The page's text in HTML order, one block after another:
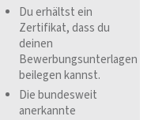
Du erhältst ein
Zertifikat, dass du
deinen
Bewerbungsunterlagen
beilegen kannst.
Die bundesweit
anerkannte